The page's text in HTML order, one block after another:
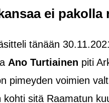
ei pakolla
tänään
Ano Turtiainen piti
pimeyden voimien
kohti sitä Raamatun